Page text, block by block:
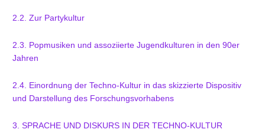
2.2. Zur Partykultur
2.3. Popmusiken und assoziierte Jugendkulturen in den 90er
Jahren
2.4. Einordnung der Techno-Kultur in das skizzierte Dispositiv
und Darstellung des Forschungsvorhabens
3. SPRACHE UND DISKURS IN DER TECHNO-KULTUR